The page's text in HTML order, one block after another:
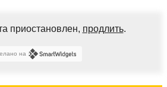
приостановлен, продлить.
на